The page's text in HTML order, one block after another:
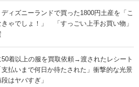
ィズニーランドで買った1800円土産を「こ
ゃでしょ！」 「すっごい上手お買い物」
50着以上の服を買取依頼→渡されたレシート
いまで何日か待たされた」衝撃的な光景
はヤバすぎ」